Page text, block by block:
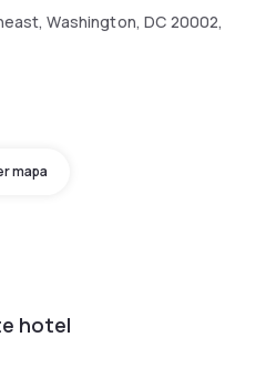
Washington, DC 20002,
mapa
hotel